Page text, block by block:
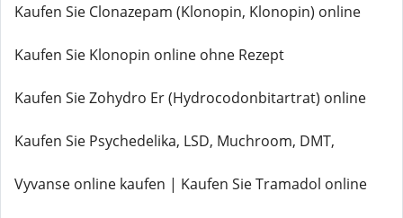
Kaufen Sie Clonazepam (Klonopin, Klonopin) online
Kaufen Sie Klonopin online ohne Rezept
Kaufen Sie Zohydro Er (Hydrocodonbitartrat) online
Kaufen Sie Psychedelika, LSD, Muchroom, DMT,
Vyvanse online kaufen | Kaufen Sie Tramadol online